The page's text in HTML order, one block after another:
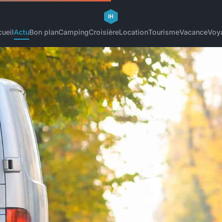
ActuBon planCampingCroisièreLocationTourismeVacance